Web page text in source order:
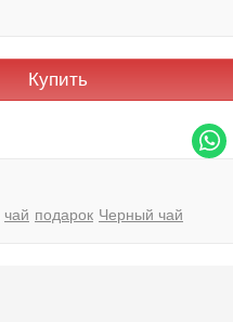
Купить
чай подарок Черный чай